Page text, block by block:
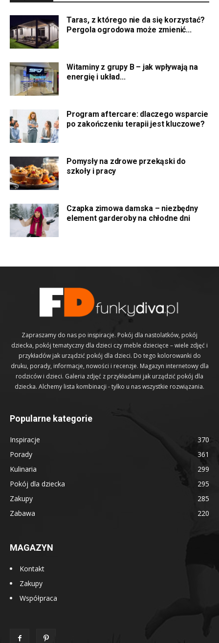
Taras, z którego nie da się korzystać?
Pergola ogrodowa może zmienić...
Witaminy z grupy B – jak wpływają na
energię i układ...
Program aftercare: dlaczego wsparcie
po zakończeniu terapii jest kluczowe?
Pomysły na zdrowe przekąski do
szkoły i pracy
Czapka zimowa damska – niezbędny
element garderoby na chłodne dni
Zapraszamy do nas po inspiracje. Pokój dla nastolatków, pokój
dziecka, pokój tematyczny dla dzieci czy meble dziecięce – wiele zdjęć i
przykładów jak urządzić pokój dla dzieci. Do tego kolorowanki do
druku, porady, informacje, nowości i recenzje. Magazyn internetowy dla
rodziców i dzieci. Galeria zdjęć z przykładami jak urządzić pokój dla
dziecka. Alchemy lista kombinacji - tylko u nas wszystkie rozwiązania.
Popularne kategorie
Inspiracje
370
Porady
361
Kulinaria
299
Pokój dla dziecka
295
Zakupy
285
Zabawa
220
MAGAZYN
Kontakt
Zakupy
Współpraca